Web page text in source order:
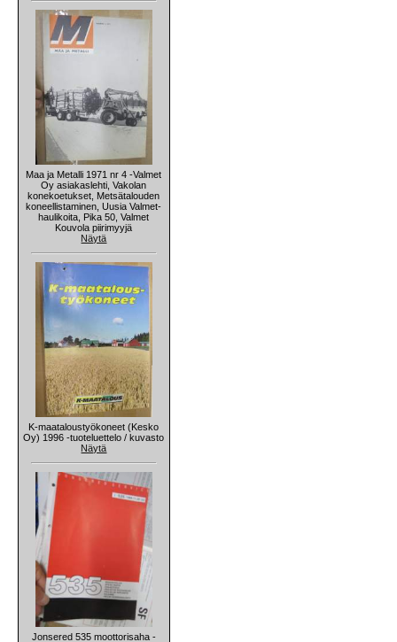
Maa ja Metalli 1971 nr 4 -Valmet
Oy asiakaslehti, Vakolan
konekoetukset, Metsätalouden
koneellistaminen, Uusia Valmet-
haulikoita, Pika 50, Valmet
Kouvola piirimyyjä
Näytä
K-maataloustyökoneet (Kesko
Oy) 1996 -tuoteluettelo / kuvasto
Näytä
Jonsered 535 moottorisaha -